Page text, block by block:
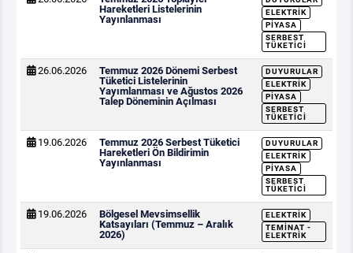
Hareketleri Listelerinin
Yayınlanması
ELEKTRIK
PIYASA
SERBEST
TÜKETICI
26.06.2026
Temmuz 2026 Dönemi Serbest
Tüketici Listelerinin
Yayımlanması ve Ağustos 2026
Talep Döneminin Açılması
DUYURULAR
ELEKTRIK
PIYASA
SERBEST
TÜKETICI
19.06.2026
Temmuz 2026 Serbest Tüketici
Hareketleri Ön Bildirimin
Yayınlanması
DUYURULAR
ELEKTRIK
PIYASA
SERBEST
TÜKETICI
19.06.2026
Bölgesel Mevsimsellik
Katsayıları (Temmuz – Aralık
2026)
ELEKTRIK
TEMINAT -
ELEKTRIK